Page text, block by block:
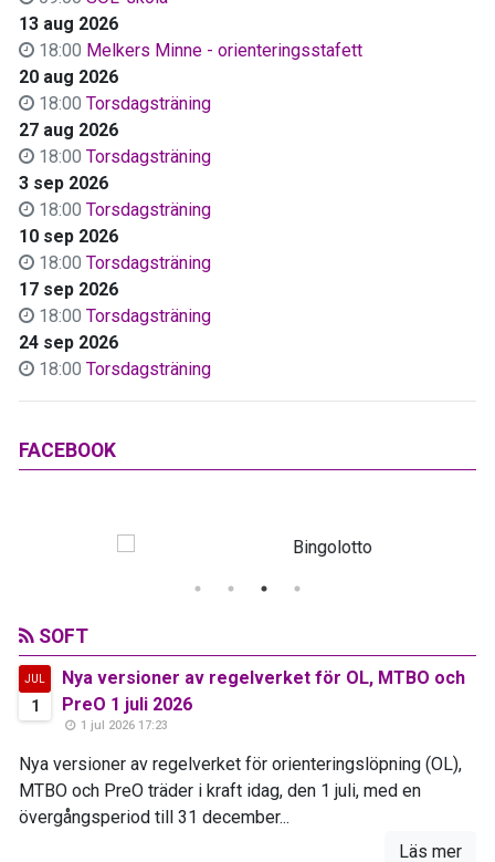
13 aug 2026
18:00 Melkers Minne - orienteringsstafett
20 aug 2026
18:00 Torsdagsträning
27 aug 2026
18:00 Torsdagsträning
3 sep 2026
18:00 Torsdagsträning
10 sep 2026
18:00 Torsdagsträning
17 sep 2026
18:00 Torsdagsträning
24 sep 2026
18:00 Torsdagsträning
FACEBOOK
SOFT
JUL
1
Nya versioner av regelverket för OL, MTBO och
PreO 1 juli 2026
1 jul 2026 17:23
Nya versioner av regelverket för orienteringslöpning (OL),
MTBO och PreO träder i kraft idag, den 1 juli, med en
övergångsperiod till 31 december...
Läs mer